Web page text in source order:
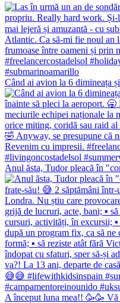
Când ai avion la 6 dimineața
Anul ăsta, Tudor pleacă în
A început luna mea!! 🥳🥳 Vă